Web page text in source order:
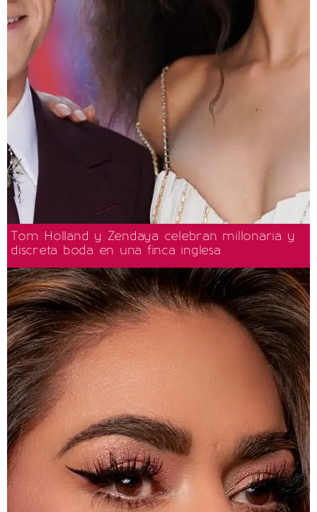
Tom Holland y Zendaya celebran millonaria y
discreta boda en una finca inglesa